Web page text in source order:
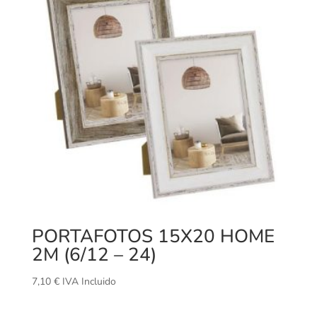
PORTAFOTOS 15X20 HOME
2M (6/12 – 24)
7,10 € IVA Incluido